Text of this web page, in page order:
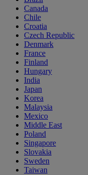
Canada
Chile
Croatia
Czech Republic
Denmark
France
Finland
Hungary
India
Japan
Korea
Malaysia
Mexico
Middle East
Poland
Singapore
Slovakia
Sweden
Taiwan